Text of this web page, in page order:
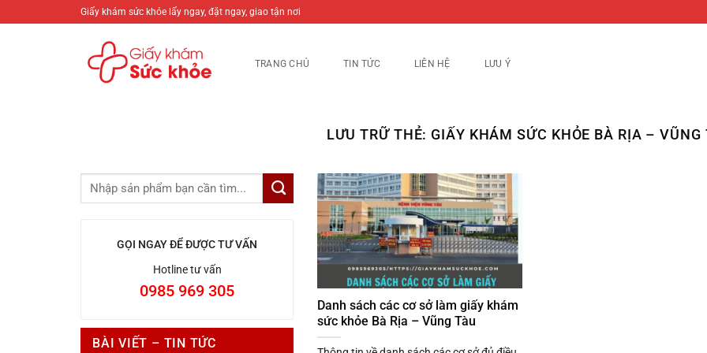
qua
Giấy khám sức khỏe lấy ngay, đặt ngay, giao tận nơi
TRANG CHỦ TIN TỨC LIÊN HỆ LƯU Ý
LƯU TRỮ THẺ: GIẤY KHÁM SỨC KHỎE BÀ RỊA – VŨNG
GỌI NGAY ĐỂ ĐƯỢC TƯ VẤN
Hotline tư vấn
0985 969 305
BÀI VIẾT – TIN TỨC
Danh sách các cơ sở làm giấy khám
sức khỏe Bà Rịa – Vũng Tàu